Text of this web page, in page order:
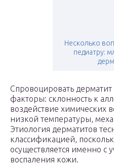
Несколько
педиатру:
Спровоцировать
факторы: склонность к
воздействие химических
низкой температуры,
Этиология дерматитов
классификацией,
осуществляется именно с
воспаления кожи.